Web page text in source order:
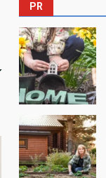
PR